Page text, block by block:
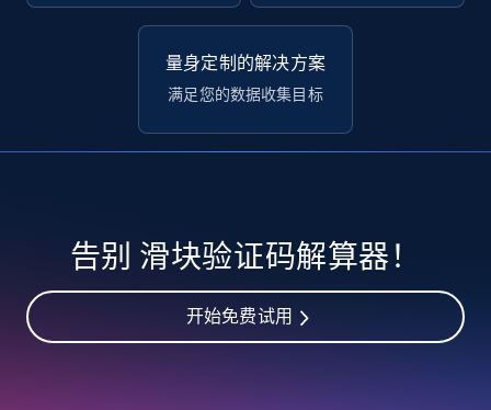
量身定制的解决方案
满足您的数据收集目标
告别 滑块验证码解算器！
开始免费试用